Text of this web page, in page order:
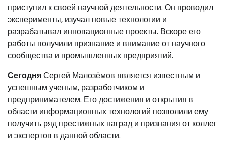
приступил к своей научной деятельности. Он проводил
эксперименты, изучал новые технологии и
разрабатывал инновационные проекты. Вскоре его
работы получили признание и внимание от научного
сообщества и промышленных предприятий.
СегодняСергей Малозёмов является известным и
успешным ученым, разработчиком и
предпринимателем. Его достижения и открытия в
области информационных технологий позволили ему
получить ряд престижных наград и признания от коллег
и экспертов в данной области.